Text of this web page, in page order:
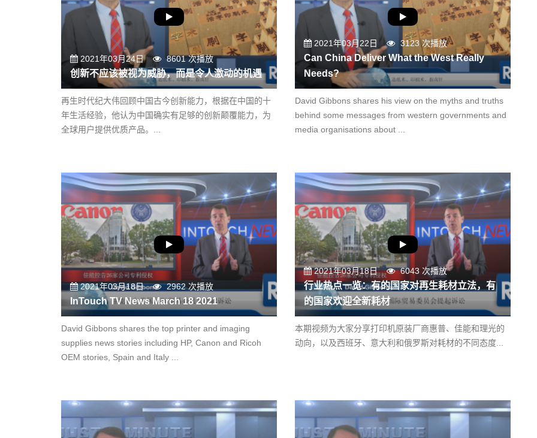
2021年03月24日 8601 次播放
创新不应该被视为威胁，而是令人激动的机遇
再生时代纪大伟回顾中国古今创新能力，根据在中国的十
年生活经验，他认为中国确实有足够的创新颠覆能力，为
全球用户提供优质产品。...
2021年03月22日 3123 次播放
Can China Deliver What the West Really
Needs?
David Gibbons shares his view on the myths and truths
behind some messages from western governments and
media organisations about ...
2021年03月18日 2962 次播放
InTouch TV News March 18 2021
David Gibbons shares the top printer and imaging
supplies news stories including HP, Canon and Ricoh
OEM stories, Spain and Italy ...
2021年03月18日 6043 次播放
行业热点一览：有的国家对再生耗材立法，有
的国家欢迎全新耗材
本期视频为大家分享打印机原装厂商惠普、佳能和理光的
动向，以及西班牙、意大利和俄罗斯对耗材的不同态度...